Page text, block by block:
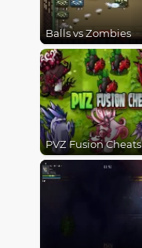
Balls vs Zombies
PVZ Fusion Cheats